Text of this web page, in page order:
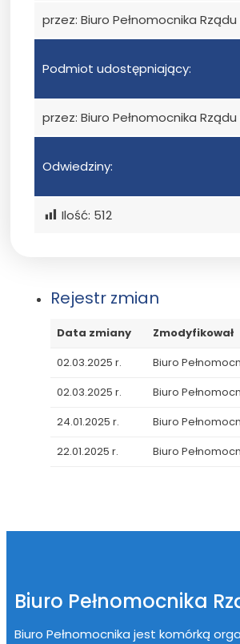
przez: Biuro Pełnomocnika
Podmiot udostępniający:
przez: Biuro Pełnomocnika
Odwiedziny:
Ilość: 512
Rejestr zmian
Data zmiany
Zmodyfikował
02.03.2025 r.
Biuro
02.03.2025 r.
Biuro
24.01.2025 r.
Biuro
22.01.2025 r.
Biuro
Biuro Pełnomocnika
Biuro Pełnomocnika jest komórką